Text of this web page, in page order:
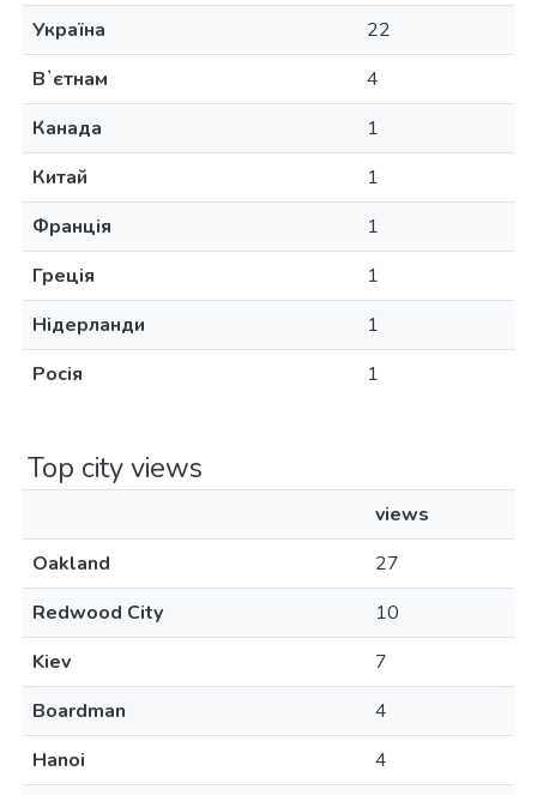
Україна
22
Вʼєтнам
4
Канада
1
Китай
1
Франція
1
Греція
1
Нідерланди
1
Росія
1
Top city views
views
Oakland
27
Redwood City
10
Kiev
7
Boardman
4
Hanoi
4